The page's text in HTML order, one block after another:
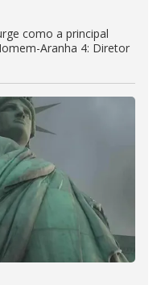
como a principal
Aranha 4: Diretor